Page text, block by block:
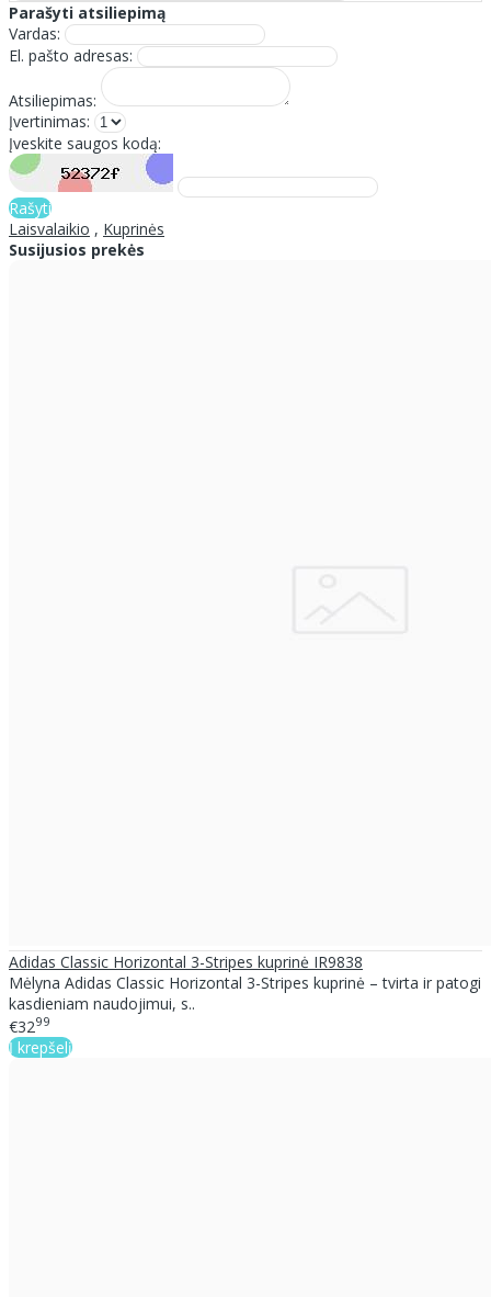
Parašyti atsiliepimą
Vardas:
El. pašto adresas:
Atsiliepimas:
Įvertinimas:
Įveskite saugos kodą:
Rašyti
Laisvalaikio , Kuprinės
Susijusios prekės
Adidas Classic Horizontal 3-Stripes kuprinė IR9838
Mėlyna Adidas Classic Horizontal 3-Stripes kuprinė – tvirta ir patogi
kasdieniam naudojimui, s..
€3299
Į krepšelį